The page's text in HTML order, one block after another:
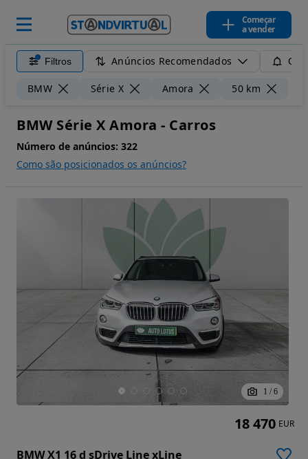
Começar
a vender
Filtros Anúncios Recomendados
BMW Série X Amora 50 km
BMW Série X Amora - Carros
Número de anúncios: 322
Como são posicionados os anúncios?
1 / 6
BMW X1 16 d sDrive Line xLine
18 470 EUR